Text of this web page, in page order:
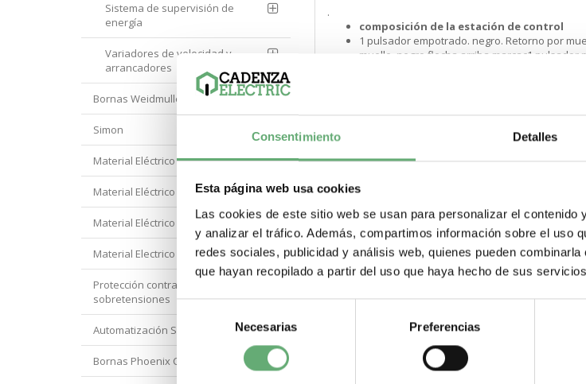
Consentimiento Detalles
Esta página web usa cookies
Las cookies de este sitio web se usan para personalizar el
y analizar el tráfico. Además, compartimos información sobre el uso
redes sociales, publicidad y análisis web, quienes pueden
que hayan recopilado a partir del uso que haya hecho de sus
consentimiento
Necesarias Preferencias
.
composición de la estación de control
1 pulsador empotrado. negro. Retorno por
muelle. negro flecha arriba marcac1 pulsador
Funcionamiento de contacto
Ruptura lenta
Entrada de cable
2 semitroquelados. capacid sujeción: 20 mm6
.
Peso del producto
0.17 kg
.
Marcado
Apertura positiva
Sistema de supervisión de
energía
Variadores de velocidad y
arrancadores
Bornas Weidmuller
Simon
Material Eléctrico Eaton
Material Eléctrico Hager
Material Eléctrico Hyundai
Material Electrico Legrand
Protección contra
sobretensiones
Automatización Siemens
Bornas Phoenix Contact